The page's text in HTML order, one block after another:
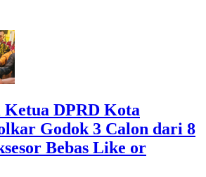
DPRD Kota
Godok 3 Calon dari 8
Bebas Like or